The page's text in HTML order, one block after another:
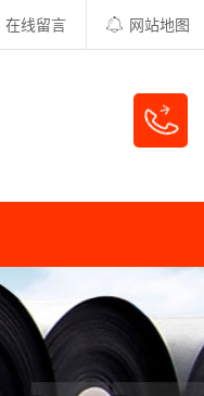
在线留言 网站地图